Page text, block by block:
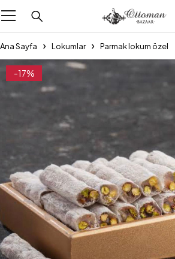
Ana Sayfa Lokumlar Parmak lokum özel
-17%